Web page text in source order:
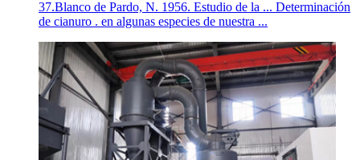
37.Blanco de Pardo, N. 1956. Estudio de la ... Determinación
de cianuro . en algunas especies de nuestra ...